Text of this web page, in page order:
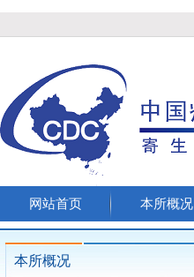
网站首页 本所概况
本所概况